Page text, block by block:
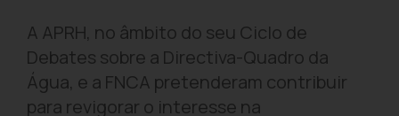
A APRH, no âmbito do seu Ciclo de
Debates sobre a Directiva-Quadro da
Água, e a FNCA pretenderam contribuir
para revigorar o interesse na